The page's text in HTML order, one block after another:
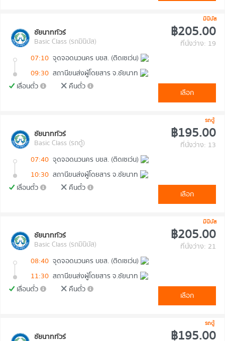
มินิบัส
ชัยนาททัวร์
Basic Class (รถมินิบัส)
฿205.00
ที่นั่งว่าง: 19
07:10 จุดจอดนวนคร บขส. (ติดเซเว่น)
09:30 สถานีขนส่งผู้โดยสาร จ.ชัยนาท
เลื่อนตั๋ว
คืนตั๋ว
เลือก
รถตู้
ชัยนาททัวร์
Basic Class (รถตู้)
฿195.00
ที่นั่งว่าง: 13
07:40 จุดจอดนวนคร บขส. (ติดเซเว่น)
10:30 สถานีขนส่งผู้โดยสาร จ.ชัยนาท
เลื่อนตั๋ว
คืนตั๋ว
เลือก
มินิบัส
ชัยนาททัวร์
Basic Class (รถมินิบัส)
฿205.00
ที่นั่งว่าง: 21
08:40 จุดจอดนวนคร บขส. (ติดเซเว่น)
11:30 สถานีขนส่งผู้โดยสาร จ.ชัยนาท
เลื่อนตั๋ว
คืนตั๋ว
เลือก
รถตู้
ชัยนาททัวร์
฿195.00